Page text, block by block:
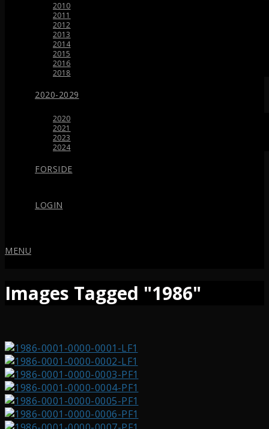
2010
2011
2012
2013
2014
2015
2016
2018
2020-2029
2020
2021
2023
2024
FORSIDE
LOGIN
MENU
Images Tagged "1986"